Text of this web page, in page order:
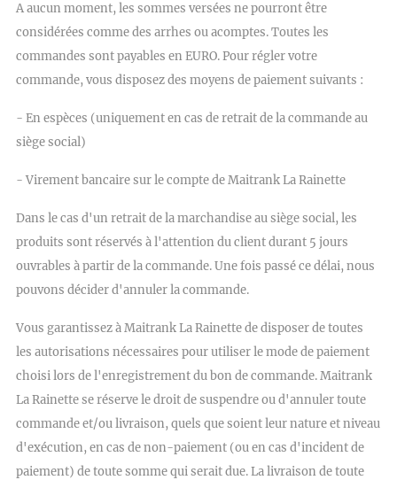
A aucun moment, les sommes versées ne pourront être
considérées comme des arrhes ou acomptes. Toutes les
commandes sont payables en EURO. Pour régler votre
commande, vous disposez des moyens de paiement suivants :
- En espèces (uniquement en cas de retrait de la commande au
siège social)
- Virement bancaire sur le compte de Maitrank La Rainette
Dans le cas d'un retrait de la marchandise au siège social, les
produits sont réservés à l'attention du client durant 5 jours
ouvrables à partir de la commande. Une fois passé ce délai, nous
pouvons décider d'annuler la commande.
Vous garantissez à Maitrank La Rainette de disposer de toutes
les autorisations nécessaires pour utiliser le mode de paiement
choisi lors de l'enregistrement du bon de commande. Maitrank
La Rainette se réserve le droit de suspendre ou d'annuler toute
commande et/ou livraison, quels que soient leur nature et niveau
d'exécution, en cas de non-paiement (ou en cas d'incident de
paiement) de toute somme qui serait due. La livraison de toute